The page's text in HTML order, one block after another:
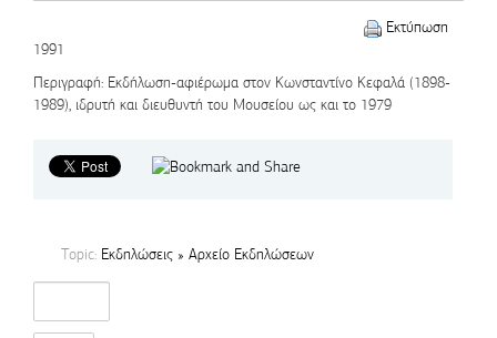
Εκτύπωση
1991
Περιγραφή: Εκδήλωση-αφιέρωμα στον Κωνσταντίνο Κεφαλά (1898-
1989), ιδρυτή και διευθυντή του Μουσείου ως και το 1979
Topic: Εκδηλώσεις » Αρχείο Εκδηλώσεων